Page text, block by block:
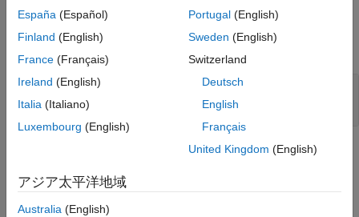
入力引数
dtFile
デバイス ツリー ファイル名
" "(既定値) | 文字ベクトル
HDL Coder™ では、プラグイン ファイルに対して単一のデ
バイス ツリー ファイルのみの指定がサポートされていま
España (Español)
Finland (English)
France (Français)
Ireland (English)
Italia (Italiano)
Luxembourg (English)
Portugal(English)
Sweden (English)
Switzerland
Deutsch
English
Français
United Kingdom (English)
アジア太平洋地域
Australia (English)